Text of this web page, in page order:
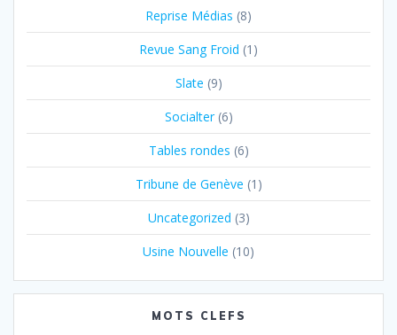
Reprise Médias (8)
Revue Sang Froid (1)
Slate (9)
Socialter(6)
Tables rondes (6)
Tribune de Genève (1)
Uncategorized (3)
Usine Nouvelle (10)
MOTS CLEFS